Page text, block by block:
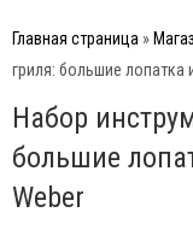
Главная страница »
гриля: большие
Набор
большие
Weber